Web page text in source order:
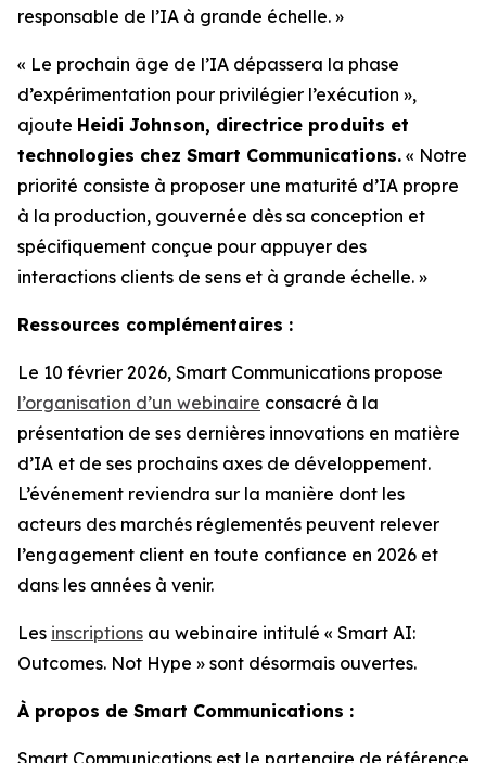
responsable de l’IA à grande échelle. »
« Le prochain âge de l’IA dépassera la phase
d’expérimentation pour privilégier l’exécution »,
ajoute Heidi Johnson, directrice produits et
technologies chez Smart Communications. « Notre
priorité consiste à proposer une maturité d’IA propre
à la production, gouvernée dès sa conception et
spécifiquement conçue pour appuyer des
interactions clients de sens et à grande échelle. »
Ressources complémentaires :
Le 10 février 2026, Smart Communications propose
l’organisation d’un webinaire consacré à la
présentation de ses dernières innovations en matière
d’IA et de ses prochains axes de développement.
L’événement reviendra sur la manière dont les
acteurs des marchés réglementés peuvent relever
l’engagement client en toute confiance en 2026 et
dans les années à venir.
Les inscriptions au webinaire intitulé « Smart AI:
Outcomes. Not Hype » sont désormais ouvertes.
À propos de Smart Communications :
Smart Communications est le partenaire de référence